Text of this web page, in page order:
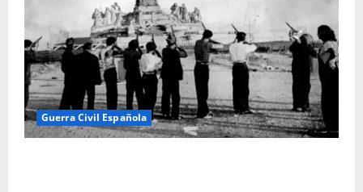
Guerra Civil Española